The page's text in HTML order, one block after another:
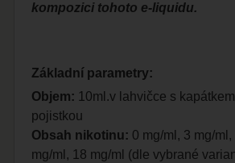
kompozici tohoto e-liquidu.
Základní parametry:
Objem: 10ml.v lahvičce s
pojistkou
Obsah nikotinu: 0 mg/ml, 3 mg/
mg/ml, 18 mg/ml (dle vybrané